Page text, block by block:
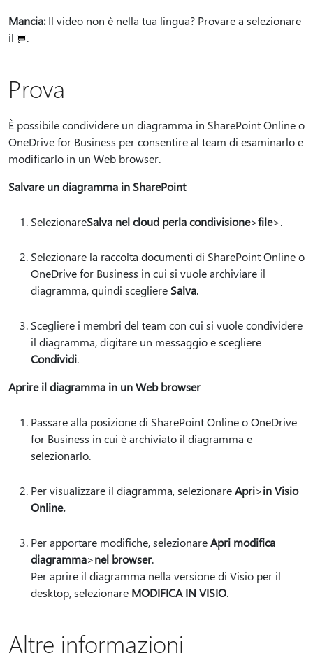
Mancia:Il video non è nella tua lingua? Provare a selezionare
il
.
Prova
È possibile condividere un diagramma in SharePoint Online o
OneDrive for Business per consentire al team di esaminarlo e
modificarlo in un Web browser.
Salvare un diagramma in SharePoint
SelezionareSalva nel cloud perla condivisione>file>.
Selezionare la raccolta documenti di SharePoint Online o
OneDrive for Business in cui si vuole archiviare il
diagramma, quindi scegliere Salva.
Scegliere i membri del team con cui si vuole condividere
il diagramma, digitare un messaggio e scegliere
Condividi.
Aprire il diagramma in un Web browser
Passare alla posizione di SharePoint Online o OneDrive
for Business in cui è archiviato il diagramma e
selezionarlo.
Per visualizzare il diagramma, selezionareApri>in Visio
Online.
Per apportare modifiche, selezionareApri modifica
diagramma>nel browser.
Per aprire il diagramma nella versione di Visio per il
desktop, selezionare MODIFICA IN VISIO.
Altre informazioni